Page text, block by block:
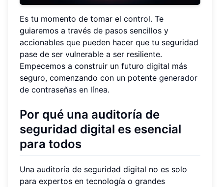
Es tu momento de tomar el control. Te
guiaremos a través de pasos sencillos y
accionables que pueden hacer que tu seguridad
pase de ser vulnerable a ser resiliente.
Empecemos a construir un futuro digital más
seguro, comenzando con un potente generador
de contraseñas en línea.
Por qué una auditoría de
seguridad digital es esencial
para todos
Una auditoría de seguridad digital no es solo
para expertos en tecnología o grandes